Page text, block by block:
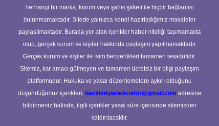
herhangi bir marka, kurum veya şahıs şirketi ile hiçbir bağlantısı
bulunmamaktadır. Sitede yalnızca kendi hazırladığımız makaleler
paylaşılmaktadır. Burada yer alan içerikler haber niteliği taşımamakta
olup, gerçek kurum ve kişiler hakkında paylaşım yapılmamaktadır.
Gerçek kurum ve kişiler ile isim benzerlikleri tamamen tesadüfidir.
Sitemiz, kar amacı gütmeyen ve tamamen ücretsiz bir bilgi paylaşım
platformudur. Hukuka ve yasal düzenlemelere aykırı olduğunu
düşündüğünüz içerikleri, backlinkpanelicomtr@gmail.com adresine
bildirmeniz halinde, ilgili içerikler yasal süre içerisinde sitemizden
kaldırılacaktır.